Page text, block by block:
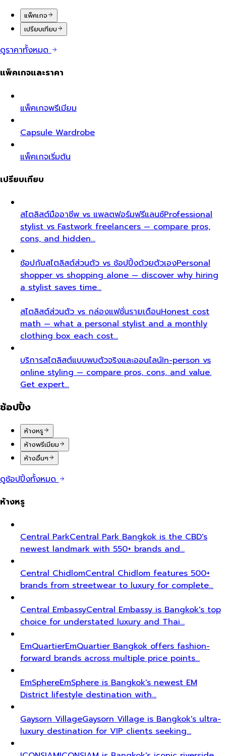
แพ็คเกจ
เปรียบเทียบ
ดูราคาทั้งหมด
แพ็คเกจและราคา
แพ็คเกจพรีเมียม
Capsule Wardrobe
แพ็คเกจเริ่มต้น
เปรียบเทียบ
สไตลิสต์มืออาชีพ vs แพลตฟอร์มฟรีแลนซ์Professional
stylist vs Fastwork freelancers — compare pros,
cons, and hidden…
ช้อปกับสไตลิสต์ส่วนตัว vs ช้อปปิ้งด้วยตัวเองPersonal
shopper vs shopping alone — discover why hiring
a stylist saves time…
สไตลิสต์ส่วนตัว vs กล่องแฟชั่นรายเดือนHonest cost
math — what a personal stylist and a monthly
clothing box each cost…
บริการสไตลิสต์แบบพบตัวจริงและออนไลน์In-person vs
online styling — compare pros, cons, and value.
Get expert…
ช้อปปิ้ง
ห้างหรู
ห้างพรีเมียม
ห้างอื่นๆ
ดูช้อปปิ้งทั้งหมด
ห้างหรู
Central ParkCentral Park Bangkok is the CBD's
newest landmark with 550+ brands and…
Central ChidlomCentral Chidlom features 500+
brands from streetwear to luxury for complete…
Central EmbassyCentral Embassy is Bangkok's top
choice for understated luxury and Thai…
EmQuartierEmQuartier Bangkok offers fashion-
forward brands across multiple price points…
EmSphereEmSphere is Bangkok's newest EM
District lifestyle destination with…
Gaysorn VillageGaysorn Village is Bangkok's ultra-
luxury destination for VIP clients seeking…